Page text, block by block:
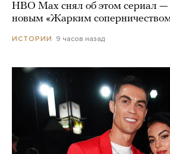
HBO Max снял об этом сериал —
новым «Жарким
ИСТОРИИ 9 часов назад